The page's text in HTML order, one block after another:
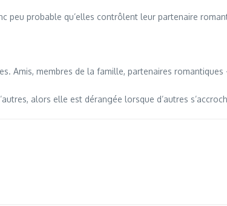
peu probable qu’elles contrôlent leur partenaire
Amis, membres de la famille, partenaires
alors elle est dérangée lorsque d’autres